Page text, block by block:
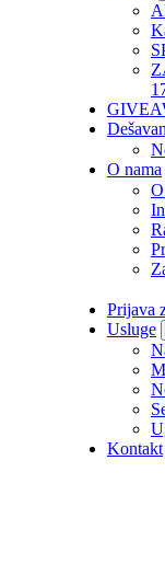
O nama
Prijava
Usluge
Kontakt